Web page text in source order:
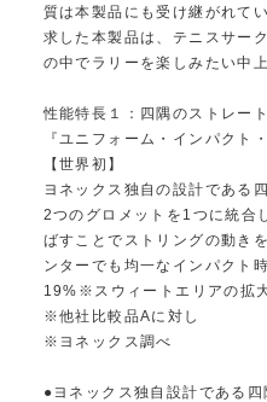
質は本製品にも受け継がれて
求した本製品は、テニスサー
の中でラリーを楽しみたい中
性能特長１：四隅のストレー
『ユニフォーム・インパクト
【世界初】
ヨネックス独自の設計である
2つのグロメットを1つに統合
ばすことでストリングの動き
ンターでも均一なインパクト
19%※スウィートエリアの拡
※他社比較品Aに対し
※ヨネックス調べ
●ヨネックス独自設計である